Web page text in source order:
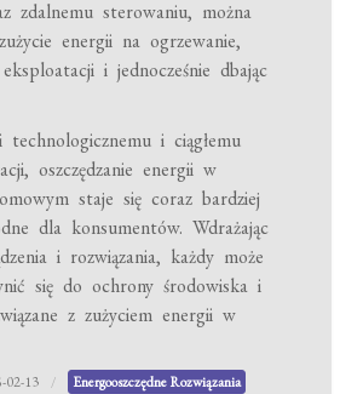
zdalnemu sterowaniu, można
energii na ogrzewanie,
i jednocześnie dbając
i ciągłemu
oszczędzanie energii w
staje się coraz bardziej
dla konsumentów. Wdrażając
i rozwiązania, każdy może
się do ochrony środowiska i
z zużyciem energii w
02-13 Energooszczędne Rozwiązania